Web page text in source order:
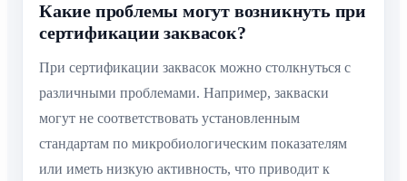
Какие проблемы могут возникнуть при
сертификации заквасок?
При сертификации заквасок можно столкнуться с
различными проблемами. Например, закваски
могут не соответствовать установленным
стандартам по микробиологическим показателям
или иметь низкую активность, что приводит к